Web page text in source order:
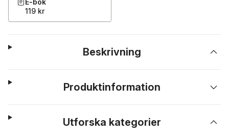
E-bok
119 kr
Beskrivning
Produktinformation
Utforska kategorier